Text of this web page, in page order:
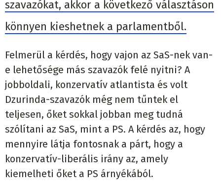
szavazókat, akkor a következő választáson
könnyen kieshetnek a parlamentből.
Felmerül a kérdés, hogy vajon az SaS-nek van-
e lehetősége más szavazók felé nyitni? A
jobboldali, konzervatív atlantista és volt
Dzurinda-szavazók még nem tűntek el
teljesen, őket sokkal jobban meg tudná
szólítani az SaS, mint a PS. A kérdés az, hogy
mennyire látja fontosnak a párt, hogy a
konzervatív-liberális irány az, amely
kiemelheti őket a PS árnyékából.